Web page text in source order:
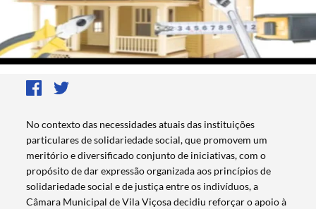
No contexto das necessidades atuais das instituições
particulares de solidariedade social, que promovem um
meritório e diversificado conjunto de iniciativas, com o
propósito de dar expressão organizada aos princípios de
solidariedade social e de justiça entre os indivíduos, a
Câmara Municipal de Vila Viçosa decidiu reforçar o apoio à